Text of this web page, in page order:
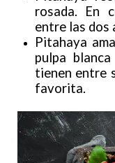
rosada. En
entre las dos
Pitahaya
pulpa
tienen entre
favorita.